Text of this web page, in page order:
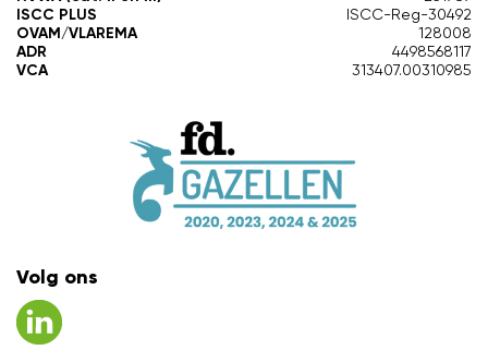
ISCC PLUS ISCC-Reg-30492
OVAM/VLAREMA 128008
ADR 4498568117
VCA 313407.00310985
Volg ons